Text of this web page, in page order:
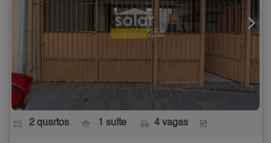
2 quartos 1 suíte 4 vagas